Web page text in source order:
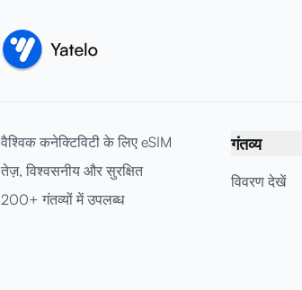
वैश्विक कनेक्टिविटी के लिए eSIM
तेज़, विश्वसनीय और सुरक्षित
200+ गंतव्यों में उपलब्ध
गंतव्य
विवरण देखें